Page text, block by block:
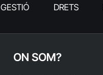
GESTIÓ DRETS
ON SOM?